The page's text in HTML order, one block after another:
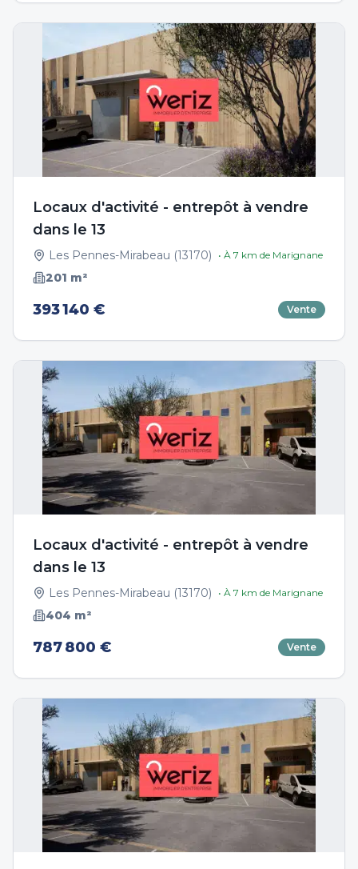
Locaux d'activité - entrepôt à vendre
dans le 13
Les Pennes-Mirabeau (13170) • À 7 km de Marignane
201 m²
393 140 € Vente
Locaux d'activité - entrepôt à vendre
dans le 13
Les Pennes-Mirabeau (13170) • À 7 km de Marignane
404 m²
787 800 € Vente